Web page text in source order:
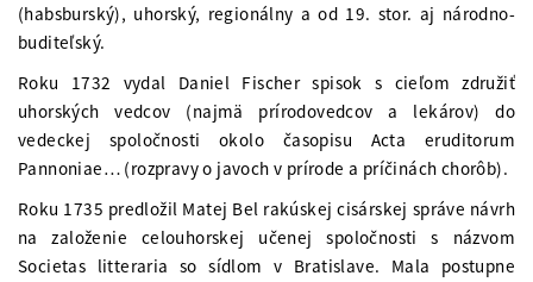
(habsburský), uhorský, regionálny a od 19. stor. aj národno-
buditeľský.
Roku 1732 vydal Daniel Fischer spisok s cieľom združiť
uhorských vedcov (najmä prírodovedcov a lekárov) do
vedeckej spoločnosti okolo časopisu Acta eruditorum
Pannoniae… (rozpravy o javoch v prírode a príčinách chorôb).
Roku 1735 predložil Matej Bel rakúskej cisárskej správe návrh
na založenie celouhorskej učenej spoločnosti s názvom
Societas litteraria so sídlom v Bratislave. Mala postupne